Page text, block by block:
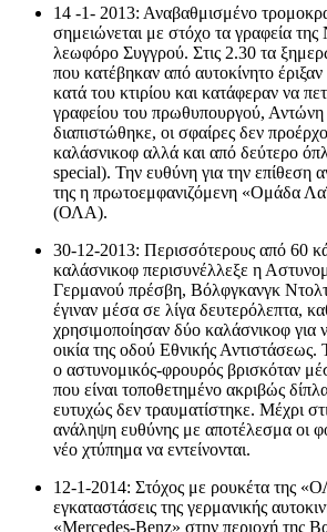
14 -1- 2013: Αναβαθμισμένο
σημειώνεται με στόχο τα γραφεία
λεωφόρο Συγγρού. Στις 2.30 τα
που κατέβηκαν από αυτοκίνητο
κατά του κτιρίου και κατάφεραν να
γραφείου του πρωθυπουργού,
διαπιστώθηκε, οι σφαίρες δεν
καλάσνικοφ αλλά και από δεύτερο
special). Την ευθύνη για την επίθεση
της η πρωτοεμφανιζόμενη «Ομάδα
(ΟΛΑ).
30-12-2013: Περισσότερους από 60
καλάσνικοφ περισυνέλλεξε η
Γερμανού πρέσβη, Βόλφγκανγκ
έγιναν μέσα σε λίγα δευτερόλεπτα,
χρησιμοποίησαν δύο καλάσνικοφ για
οικία της οδού Εθνικής Αντιστάσεως.
ο αστυνομικός-φρουρός βρισκόταν
που είναι τοποθετημένο ακριβώς
ευτυχώς δεν τραυματίστηκε. Μέχρι
ανάληψη ευθύνης με αποτέλεσμα οι
νέο χτύπημα να εντείνονται.
12-1-2014: Στόχος με ρουκέτα της
εγκαταστάσεις της γερμανικής
«Mercedes-Benz» στην περιοχή της